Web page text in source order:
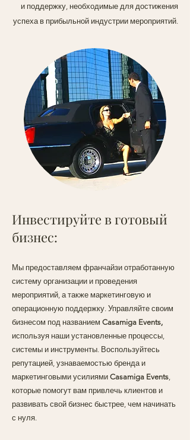
и поддержку, необходимые для достижения
успеха в прибыльной индустрии мероприятий.
Инвестируйте в готовый
бизнес:
Мы предоставляем франчайзи отработанную
систему организации и проведения
мероприятий, а также маркетинговую и
операционную поддержку. Управляйте своим
бизнесом под названием Casamiga Events,
используя наши установленные процессы,
системы и инструменты. Воспользуйтесь
репутацией, узнаваемостью бренда и
маркетинговыми усилиями Casamiga Events,
которые помогут вам привлечь клиентов и
развивать свой бизнес быстрее, чем начинать
с нуля.